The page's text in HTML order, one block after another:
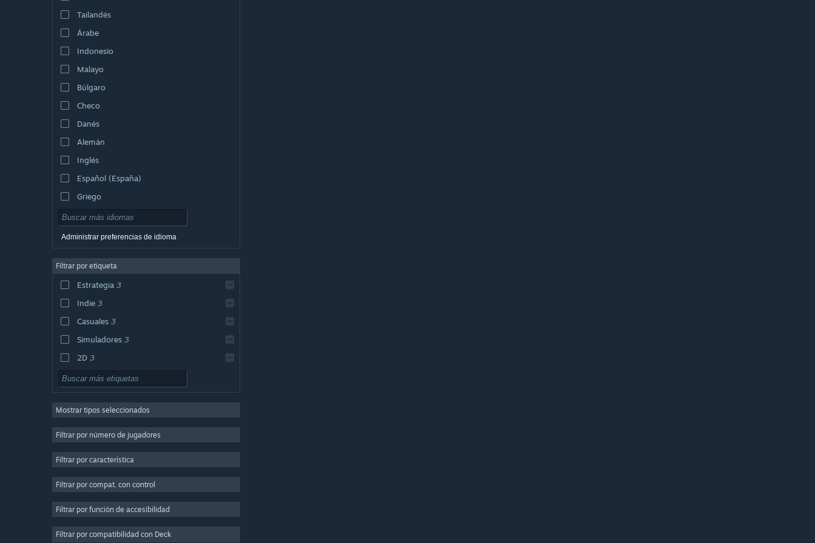
Tailandés
Árabe
Indonesio
Malayo
Búlgaro
Checo
Danés
Alemán
Inglés
Español (España)
Griego
Administrar preferencias de idioma
Filtrar por etiqueta
Estrategia 3
Indie 3
Casuales 3
Simuladores 3
2D 3
Pixelados 3
Economía 3
Destrucción
3
Inactividad
Acción
Utilidades
Mostrar tipos seleccionados
Filtrar por número de jugadores
Filtrar por característica
Filtrar por compat. con control
Filtrar por función de accesibilidad
Filtrar por compatibilidad con Deck